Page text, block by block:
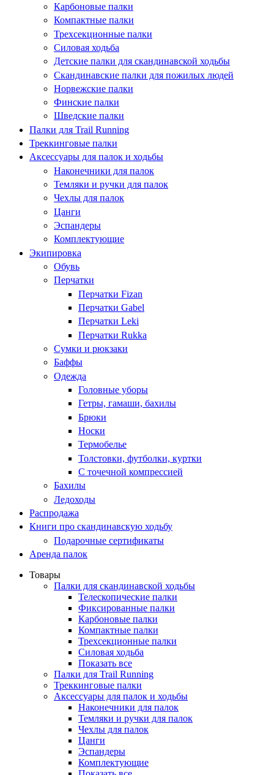
Карбоновые палки
Компактные палки
Трехсекционные палки
Силовая ходьба
Детские палки для скандинавской ходьбы
Скандинавские палки для пожилых людей
Норвежские палки
Финские палки
Шведские палки
Палки для Trail Running
Треккинговые палки
Аксессуары для палок и ходьбы
Наконечники для палок
Темляки и ручки для палок
Чехлы для палок
Цанги
Эспандеры
Комплектующие
Экипировка
Обувь
Перчатки
Перчатки Fizan
Перчатки Gabel
Перчатки Leki
Перчатки Rukka
Сумки и рюкзаки
Баффы
Одежда
Головные уборы
Гетры, гамаши, бахилы
Брюки
Носки
Термобелье
Толстовки, футболки, куртки
С точечной компрессией
Бахилы
Ледоходы
Распродажа
Книги про скандинавскую ходьбу
Подарочные сертификаты
Аренда палок
Товары
Палки для скандинавской ходьбы
Телескопические палки
Фиксированные палки
Карбоновые палки
Компактные палки
Трехсекционные палки
Силовая ходьба
Показать все
Палки для Trail Running
Треккинговые палки
Аксессуары для палок и ходьбы
Наконечники для палок
Темляки и ручки для палок
Чехлы для палок
Цанги
Эспандеры
Комплектующие